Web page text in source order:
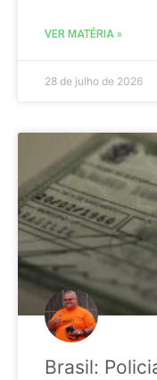
VER MATÉRIA »
28 de julho de 2026
Brasil: